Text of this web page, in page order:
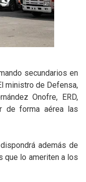
secundarios en
ministro de Defensa,
Onofre, ERD,
de forma aérea las
además de
que lo ameriten a los